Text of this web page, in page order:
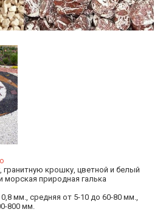
крошку, цветной и белый
природная галька
мм., средняя от 5-10 до 60-80 мм.,
800 мм.